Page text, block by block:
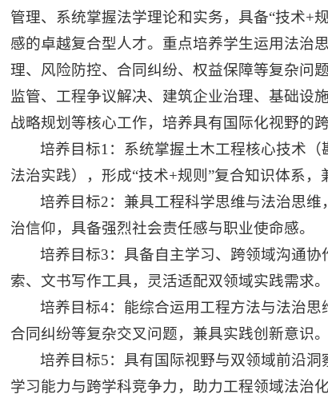
管理、系统掌握法学理论和实务，具备“技术+
感的卓越复合型人才。重点培养学生运用法治
理、风险防控、合同纠纷、权益保障等复杂问
监管、工程争议解决、建筑企业治理、基础设
战略规划等核心工作，培养具有国际化视野的
培养目标1：系统掌握土木工程核心技术
法治实践），形成“技术+规则”复合知识体系，
培养目标2：兼具工程科学思维与法治思
治信仰，具备强烈社会责任感与职业使命感。
培养目标3：具备自主学习、跨领域沟通
索、文书写作工具，灵活适配双领域实践需求。
培养目标4：能综合运用工程方法与法治
合同纠纷等复杂交叉问题，兼具实践创新意识。
培养目标5：具有国际视野与双领域前沿
学习能力与跨学科竞争力，助力工程领域法治